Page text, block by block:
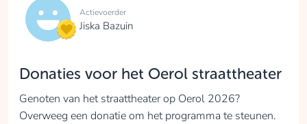
Actievoerder
Jiska Bazuin
Donaties voor het Oerol straattheater
Genoten van het straattheater op Oerol 2026?
Overweeg een donatie om het programma te steunen.